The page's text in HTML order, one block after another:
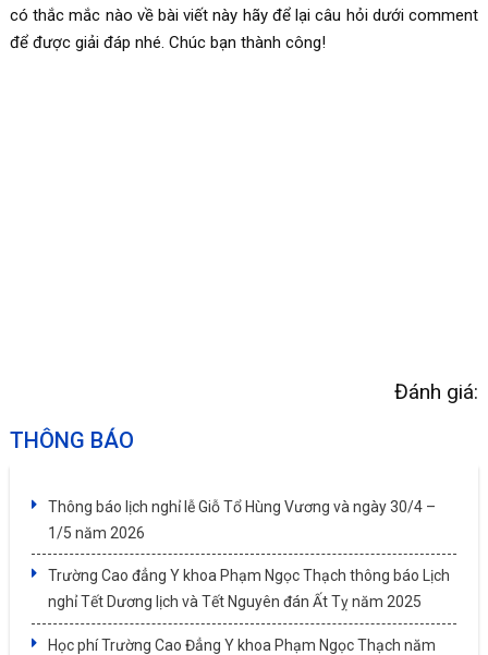
có thắc mắc nào về bài viết này hãy để lại câu hỏi dưới comment
để được giải đáp nhé. Chúc bạn thành công!
Đánh giá:
THÔNG BÁO
Thông báo lịch nghỉ lễ Giỗ Tổ Hùng Vương và ngày 30/4 –
1/5 năm 2026
Trường Cao đẳng Y khoa Phạm Ngọc Thạch thông báo Lịch
nghỉ Tết Dương lịch và Tết Nguyên đán Ất Tỵ năm 2025
Học phí Trường Cao Đẳng Y khoa Phạm Ngọc Thạch năm